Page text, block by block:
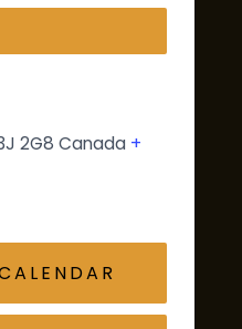
2G8 Canada +